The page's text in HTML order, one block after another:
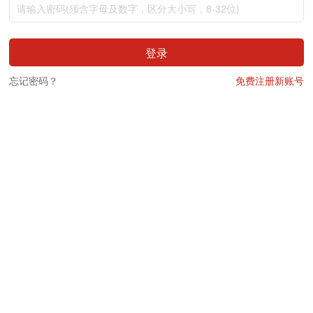
登录
忘记密码？ 免费注册新账号